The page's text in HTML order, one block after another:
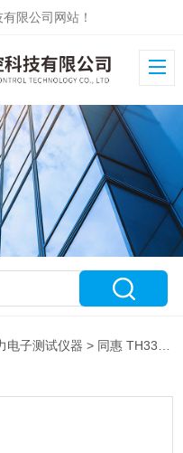
限公司网站！
电子测试仪器 > 同惠 TH3312 单相数字功率计